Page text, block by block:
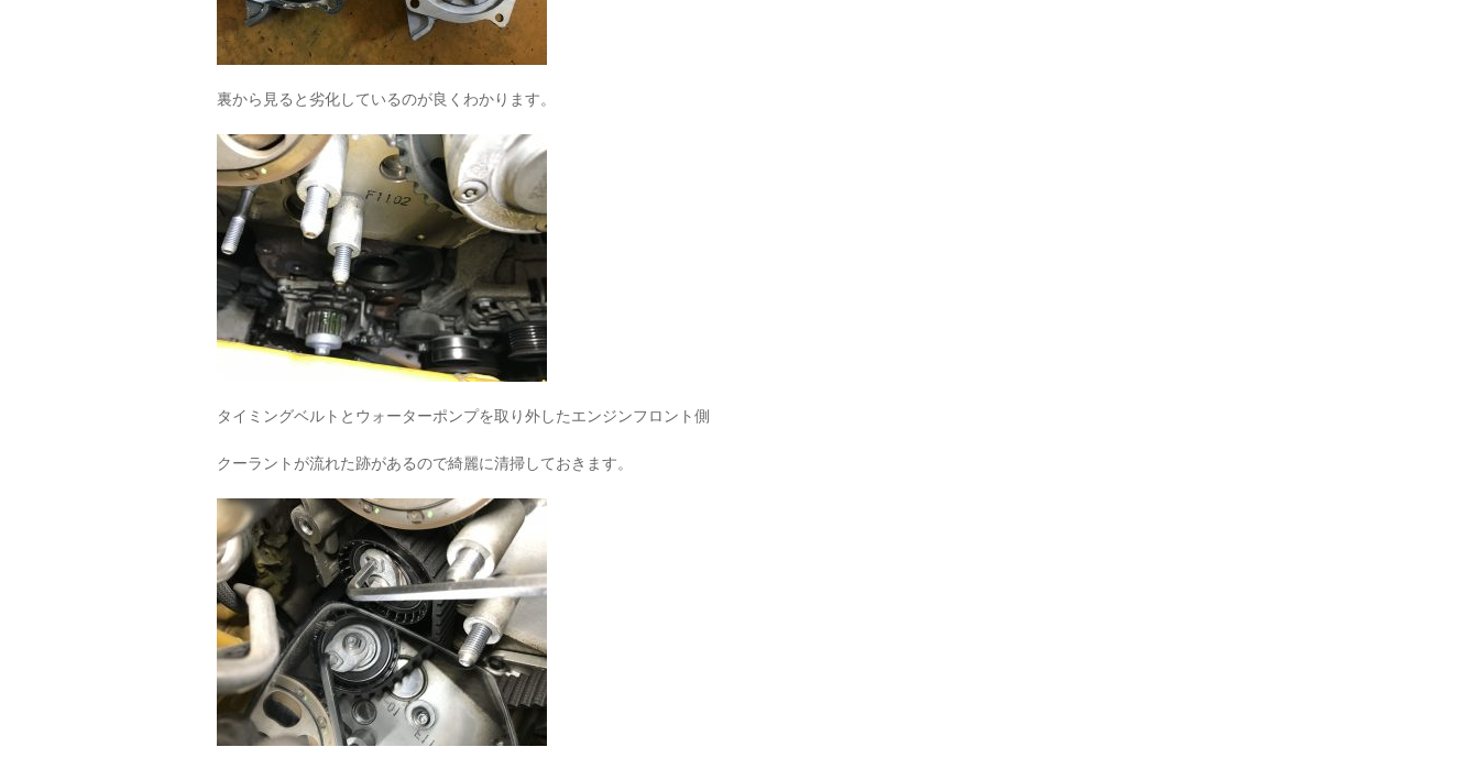
裏から見ると劣化しているのが良くわかります。
タイミングベルトとウォーターポンプを取り外したエンジンフロント側
クーラントが流れた跡があるので綺麗に清掃しておきます。